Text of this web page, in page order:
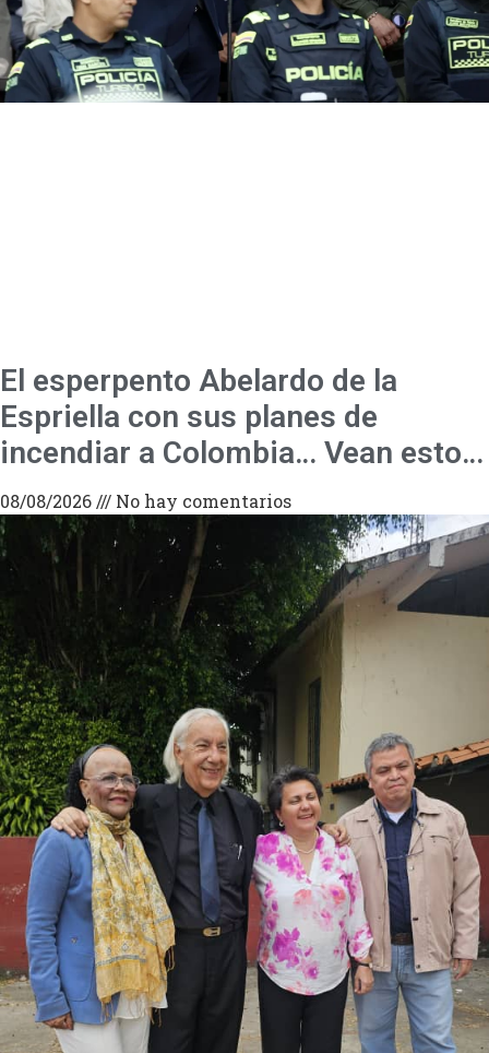
El esperpento Abelardo de la
Espriella con sus planes de
incendiar a Colombia… Vean esto…
08/08/2026 No hay comentarios